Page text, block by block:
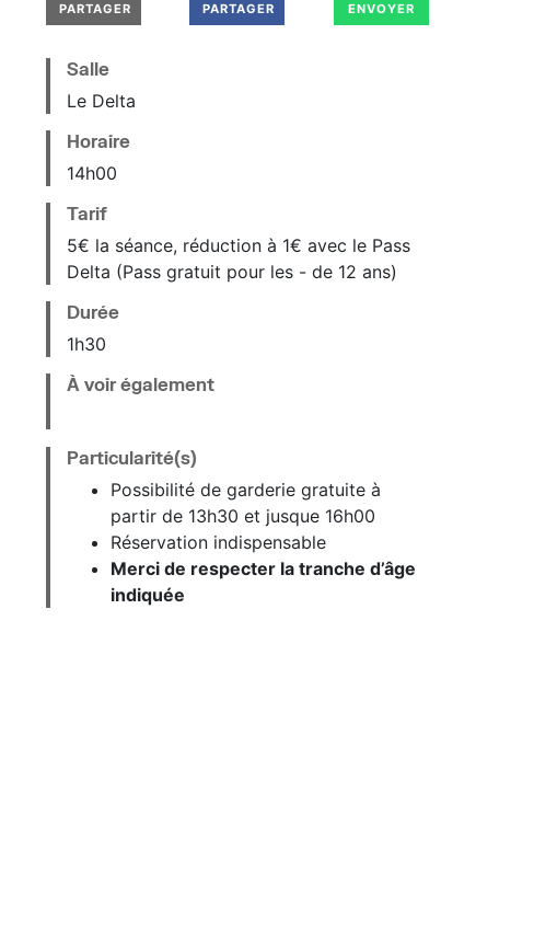
PARTAGER PARTAGER ENVOYER
Salle
Le Delta
Horaire
14h00
Tarif
5€ la séance, réduction à 1€ avec le Pass
Delta (Pass gratuit pour les - de 12 ans)
Durée
1h30
À voir également
Particularité(s)
Possibilité de garderie gratuite à
partir de 13h30 et jusque 16h00
Réservation indispensable
Merci de respecter la tranche d’âge
indiquée